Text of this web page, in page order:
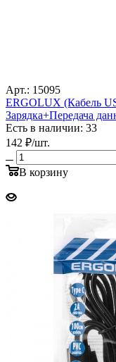
Арт.: 15095
ERGOLUX (Кабель
Зарядка+Передача
Есть в наличии: 33
142 ₽/шт.
В корзину